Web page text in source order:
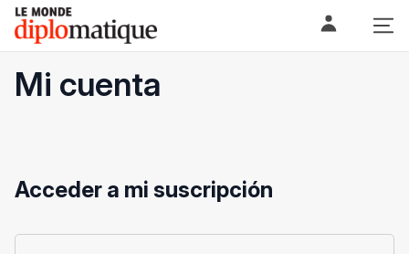
Skip
content
Le monde diplomatique
Mi cuenta
Acceder a mi suscripción